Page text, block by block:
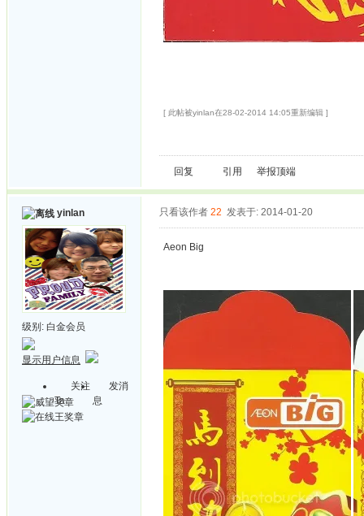
[ 此帖被yinlan在28-02-2014 14:05重新编辑 ]
回复 引用 举报顶端
yinlan
级别: 白金会员
显示用户信息
关注
Ta
发消
息
只看该作者 22 发表于: 2014-01-20
Aeon Big